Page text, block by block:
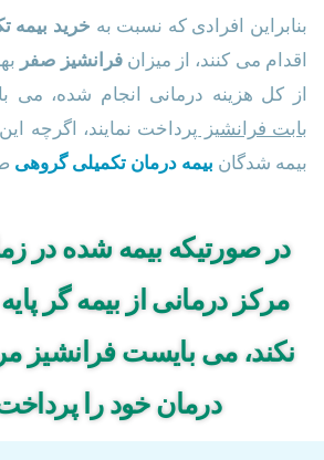
بنابراین افرادی که نسبت به خرید بیمه
اقدام می کنند، از میزانفرانشیز صفر
از کل هزینه درمانی انجام شده، می
بابت فرانشیز پرداخت نمایند،
بیمه شدگان بیمه درمان تکمیلی گروهی
در صورتیکه بیمه شده در
مرکز درمانی از بیمه گر
نکند، می بایست فرانشیز
درمان خود را